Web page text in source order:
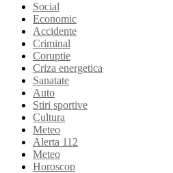
Social
Economic
Accidente
Criminal
Coruptie
Criza energetica
Sanatate
Auto
Stiri sportive
Cultura
Meteo
Alerta 112
Meteo
Horoscop